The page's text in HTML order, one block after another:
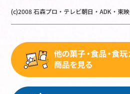
(c)2008 石森プロ・テレビ朝日・ADK・東映